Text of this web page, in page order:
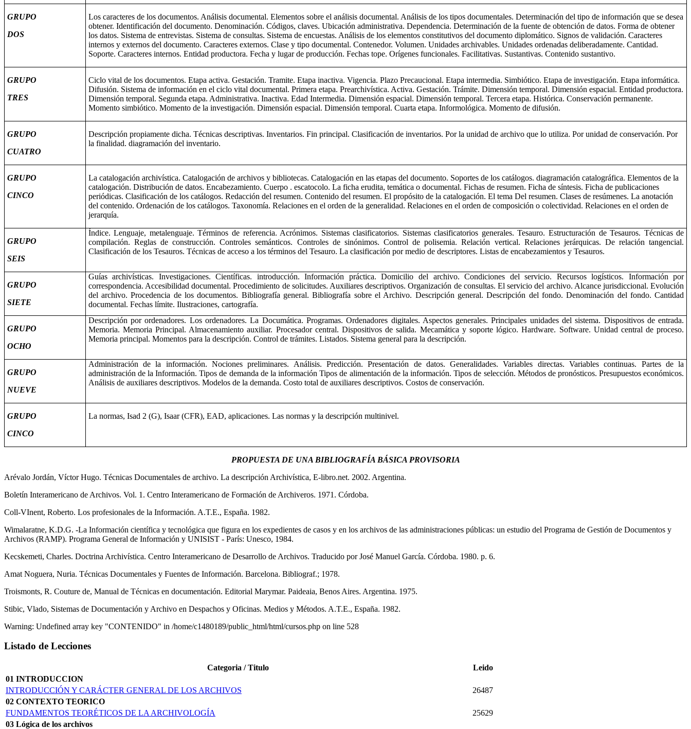
GRUPO
DOS
Los caracteres de los documentos. Análisis documental. Elementos sobre el análisis documental. Análisis de los tipos documentales. Determinación del tipo de información que se desea
obtener. Identificación del documento. Denominación. Códigos, claves. Ubicación administrativa. Dependencia. Determinación de la fuente de obtención de datos. Forma de obtener
los datos. Sistema de entrevistas. Sistema de consultas. Sistema de encuestas. Análisis de los elementos constitutivos del documento diplomático. Signos de validación. Caracteres
internos y externos del documento. Caracteres externos. Clase y tipo documental. Contenedor. Volumen. Unidades archivables. Unidades ordenadas deliberadamente. Cantidad.
Soporte. Caracteres internos. Entidad productora. Fecha y lugar de producción. Fechas tope. Orígenes funcionales. Facilitativas. Sustantivas. Contenido sustantivo.
GRUPO
TRES
Ciclo vital de los documentos. Etapa activa. Gestación. Tramite. Etapa inactiva. Vigencia. Plazo Precaucional. Etapa intermedia. Simbiótico. Etapa de investigación. Etapa informática.
Difusión. Sistema de información en el ciclo vital documental. Primera etapa. Prearchivística. Activa. Gestación. Trámite. Dimensión temporal. Dimensión espacial. Entidad productora.
Dimensión temporal. Segunda etapa. Administrativa. Inactiva. Edad Intermedia. Dimensión espacial. Dimensión temporal. Tercera etapa. Histórica. Conservación permanente.
Momento simbiótico. Momento de la investigación. Dimensión espacial. Dimensión temporal. Cuarta etapa. Informológica. Momento de difusión.
GRUPO
CUATRO
Descripción propiamente dicha. Técnicas descriptivas. Inventarios. Fin principal. Clasificación de inventarios. Por la unidad de archivo que lo utiliza. Por unidad de conservación. Por
la finalidad. diagramación del inventario.
GRUPO
CINCO
La catalogación archivística. Catalogación de archivos y bibliotecas. Catalogación en las etapas del documento. Soportes de los catálogos. diagramación catalográfica. Elementos de la
catalogación. Distribución de datos. Encabezamiento. Cuerpo . escatocolo. La ficha erudita, temática o documental. Fichas de resumen. Ficha de síntesis. Ficha de publicaciones
periódicas. Clasificación de los catálogos. Redacción del resumen. Contenido del resumen. El propósito de la catalogación. El tema Del resumen. Clases de resúmenes. La anotación
del contenido. Ordenación de los catálogos. Taxonomía. Relaciones en el orden de la generalidad. Relaciones en el orden de composición o colectividad. Relaciones en el orden de
jerarquía.
GRUPO
SEIS
Índice. Lenguaje, metalenguaje. Términos de referencia. Acrónimos. Sistemas clasificatorios. Sistemas clasificatorios generales. Tesauro. Estructuración de Tesauros. Técnicas de
compilación. Reglas de construcción. Controles semánticos. Controles de sinónimos. Control de polisemia. Relación vertical. Relaciones jerárquicas. De relación tangencial.
Clasificación de los Tesauros. Técnicas de acceso a los términos del Tesauro. La clasificación por medio de descriptores. Listas de encabezamientos y Tesauros.
GRUPO
SIETE
Guías archivísticas. Investigaciones. Científicas. introducción. Información práctica. Domicilio del archivo. Condiciones del servicio. Recursos logísticos. Información por
correspondencia. Accesibilidad documental. Procedimiento de solicitudes. Auxiliares descriptivos. Organización de consultas. El servicio del archivo. Alcance jurisdiccional. Evolución
del archivo. Procedencia de los documentos. Bibliografía general. Bibliografía sobre el Archivo. Descripción general. Descripción del fondo. Denominación del fondo. Cantidad
documental. Fechas límite. Ilustraciones, cartografía.
GRUPO
OCHO
Descripción por ordenadores. Los ordenadores. La Documática. Programas. Ordenadores digitales. Aspectos generales. Principales unidades del sistema. Dispositivos de entrada.
Memoria. Memoria Principal. Almacenamiento auxiliar. Procesador central. Dispositivos de salida. Mecamática y soporte lógico. Hardware. Software. Unidad central de proceso.
Memoria principal. Momentos para la descripción. Control de trámites. Listados. Sistema general para la descripción.
GRUPO
NUEVE
Administración de la información. Nociones preliminares. Análisis. Predicción. Presentación de datos. Generalidades. Variables directas. Variables continuas. Partes de la
administración de la Información. Tipos de demanda de la información Tipos de alimentación de la información. Tipos de selección. Métodos de pronósticos. Presupuestos económicos.
Análisis de auxiliares descriptivos. Modelos de la demanda. Costo total de auxiliares descriptivos. Costos de conservación.
GRUPO
CINCO
La normas, Isad 2 (G), Isaar (CFR), EAD, aplicaciones. Las normas y la descripción multinivel.
PROPUESTA DE UNA BIBLIOGRAFÍA BÁSICA PROVISORIA
Arévalo Jordán, Víctor Hugo. Técnicas Documentales de archivo. La descripción Archivística, E-libro.net. 2002. Argentina.
Boletín Interamericano de Archivos. Vol. 1. Centro Interamericano de Formación de Archiveros. 1971. Córdoba.
Coll-VInent, Roberto. Los profesionales de la Información. A.T.E., España. 1982.
Wimalaratne, K.D.G. -La Información científica y tecnológica que figura en los expedientes de casos y en los archivos de las administraciones públicas: un estudio del Programa de Gestión de Documentos y
Archivos (RAMP). Programa General de Información y UNISIST - París: Unesco, 1984.
Kecskemeti, Charles. Doctrina Archivística. Centro Interamericano de Desarrollo de Archivos. Traducido por José Manuel García. Córdoba. 1980. p. 6.
Amat Noguera, Nuria. Técnicas Documentales y Fuentes de Información. Barcelona. Bibliograf.; 1978.
Troismonts, R. Couture de, Manual de Técnicas en documentación. Editorial Marymar. Paideaia, Benos Aires. Argentina. 1975.
Stibic, Vlado, Sistemas de Documentación y Archivo en Despachos y Oficinas. Medios y Métodos. A.T.E., España. 1982.
Warning: Undefined array key "CONTENIDO" in /home/c1480189/public_html/html/cursos.php on line 528
Listado de Lecciones
Categoria / Titulo
Leido
01 INTRODUCCION
INTRODUCCIÓN Y CARÁCTER GENERAL DE LOS ARCHIVOS
26487
02 CONTEXTO TEORICO
FUNDAMENTOS TEORÉTICOS DE LA ARCHIVOLOGÍA
25629
03 Lógica de los archivos